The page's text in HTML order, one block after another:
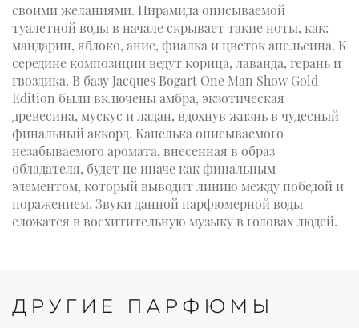
своими желаниями. Пирамида описываемой
туалетной воды в начале скрывает такие ноты, как:
мандарин, яблоко, анис, фиалка и цветок апельсина. К
середине композиции ведут корица, лаванда, герань и
гвоздика. В базу Jacques Bogart One Man Show Gold
Edition были включены амбра, экзотическая
древесина, мускус и ладан, вдохнув жизнь в чудесный
финальный аккорд. Капелька описываемого
незабываемого аромата, внесенная в образ
обладателя, будет не иначе как финальным
элементом, который выводит линию между победой и
поражением. Звуки данной парфюмерной воды
сложатся в восхитительную музыку в головах людей.
ДРУГИЕ ПАРФЮМЫ